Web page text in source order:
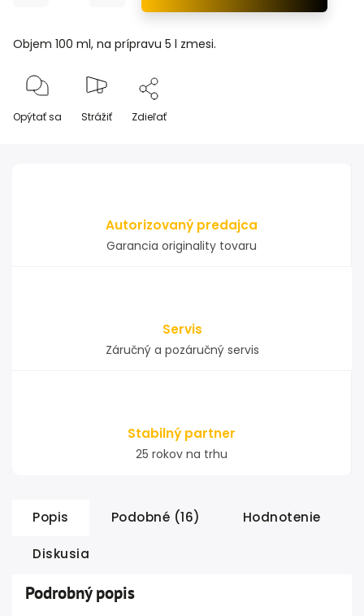
Objem 100 ml, na prípravu 5 l zmesi.
Opýtať sa Strážiť Zdieľať
Autorizovaný predajca
Garancia originality tovaru
Servis
Záručný a pozáručný servis
Stabilný partner
25 rokov na trhu
Popis Podobné (16) Hodnotenie
Diskusia
Podrobný popis